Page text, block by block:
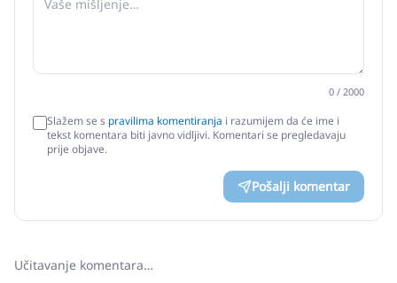
0 / 2000
Slažem se s pravilima komentiranja i razumijem da će ime i
tekst komentara biti javno vidljivi. Komentari se pregledavaju
prije objave.
Pošalji komentar
Učitavanje komentara…